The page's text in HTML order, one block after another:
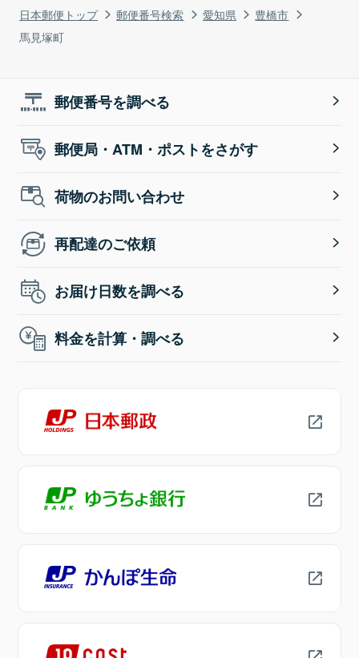
日本郵便トップ 郵便番号検索 愛知県
豊橋市
馬見塚町
郵便番号を調べる
郵便局・ATM・ポストをさがす
荷物のお問い合わせ
再配達のご依頼
お届け日数を調べる
料金を計算・調べる